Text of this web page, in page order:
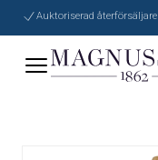
Auktoriserad återförsäljare